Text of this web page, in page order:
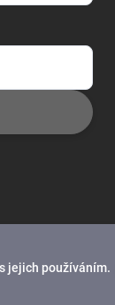
jejich používáním.